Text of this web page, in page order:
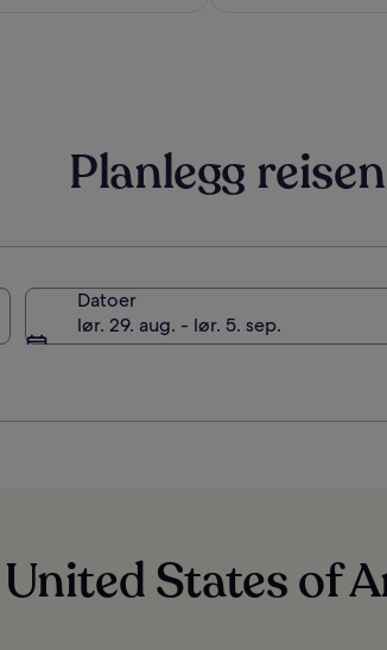
Planlegg
Datoer
lør. 29. aug. - lør. 5. sep.
States of